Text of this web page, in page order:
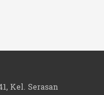
Kel. Serasan